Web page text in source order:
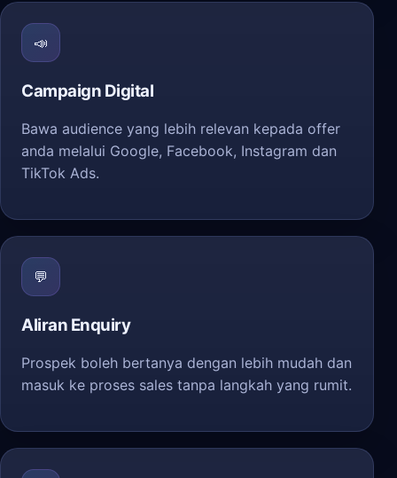
📣
Campaign Digital
Bawa audience yang lebih relevan kepada offer
anda melalui Google, Facebook, Instagram dan
TikTok Ads.
💬
Aliran Enquiry
Prospek boleh bertanya dengan lebih mudah dan
masuk ke proses sales tanpa langkah yang rumit.